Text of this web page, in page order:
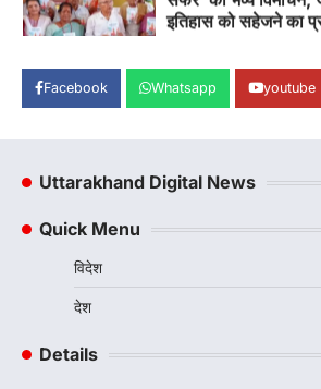
2
उत्तराखंड के सामाजिक और
दस्तावेज के रूप में प्रस्तुत
अल्मोड़ा उत्तराखण्ड ख़बरें
इंटर-एपीएस सेंट्रल
Admin August 8,
छात्रा याग्यिका कुंद्रा ने
उत्तराखण्ड कुमाऊं ख़बरें
Facebook Whatsapp youtube
Uttarakhand Digital News
Quick Menu
विदेश
देश
Details